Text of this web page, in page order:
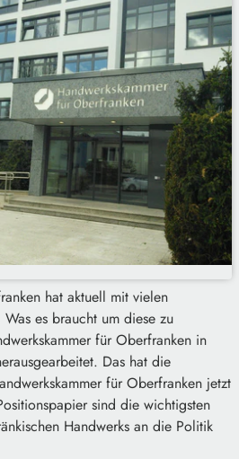
hat aktuell mit vielen
es braucht um diese zu
für Oberfranken in
Das hat die
für Oberfranken jetzt
sind die wichtigsten
Handwerks an die Politik